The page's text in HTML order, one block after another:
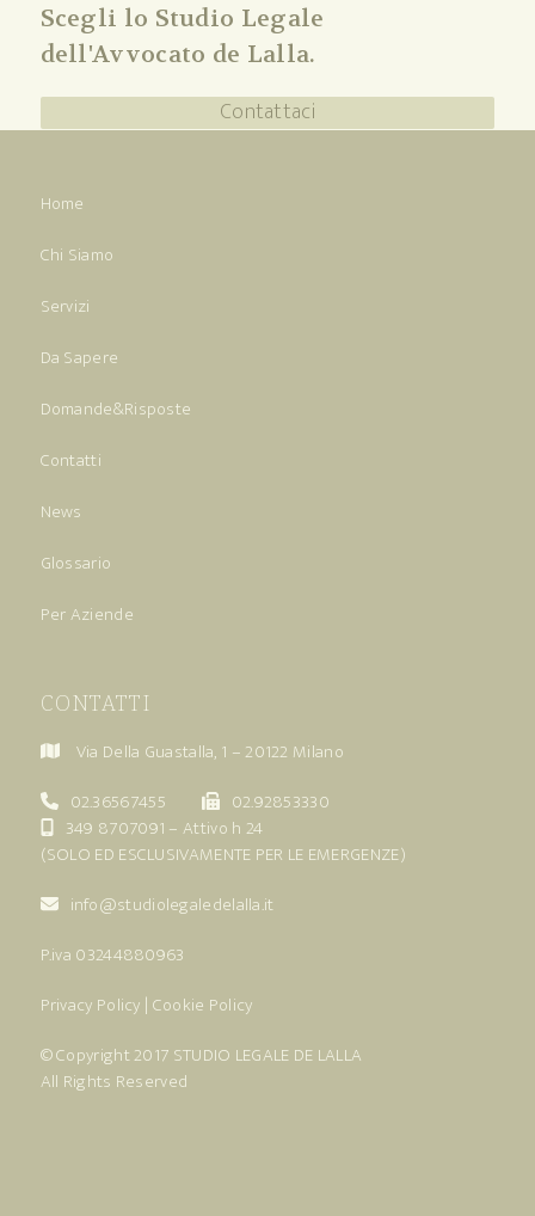
Scegli lo Studio Legale
dell'Avvocato de Lalla.
Contattaci
Home
Chi Siamo
Servizi
Da Sapere
Domande&Risposte
Contatti
News
Glossario
Per Aziende
CONTATTI
Via Della Guastalla, 1 – 20122 Milano
02.36567455
02.92853330
349 8707091 – Attivo h 24
(SOLO ED ESCLUSIVAMENTE PER LE EMERGENZE)
info@studiolegaledelalla.it
P.iva 03244880963
Privacy Policy | Cookie Policy
© Copyright 2017 STUDIO LEGALE DE LALLA
All Rights Reserved